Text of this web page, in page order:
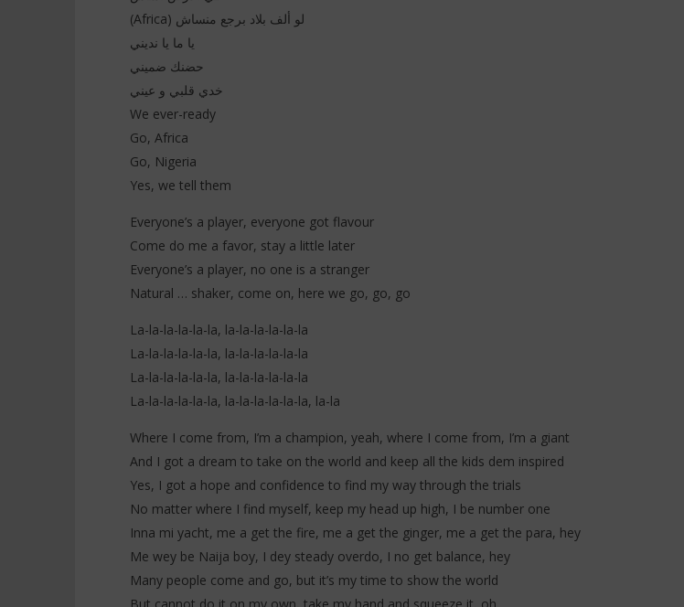
(Africa) لو ألف بلاد برجع منساش
يا ما يا نديني
حضنك ضميني
خدي قلبي و عيني
We ever-ready
Go, Africa
Go, Nigeria
Yes, we tell them
Everyone’s a player, everyone got flavour
Come do me a favor, stay a little later
Everyone’s a player, no one is a stranger
Natural … shaker, come on, here we go, go, go
La-la-la-la-la-la, la-la-la-la-la-la
La-la-la-la-la-la, la-la-la-la-la-la
La-la-la-la-la-la, la-la-la-la-la-la
La-la-la-la-la-la, la-la-la-la-la-la, la-la
Where I come from, I’m a champion, yeah, where I come from, I’m a giant
And I got a dream to take on the world and keep all the kids dem inspired
Yes, I got a hope and confidence to find my way through the trials
No matter where I find myself, keep my head up high, I be number one
Inna mi yacht, me a get the fire, me a get the ginger, me a get the para, hey
Me wey be Naija boy, I dey steady overdo, I no get balance, hey
Many people come and go, but it’s my time to show the world
But cannot do it on my own, take my hand and squeeze it, oh